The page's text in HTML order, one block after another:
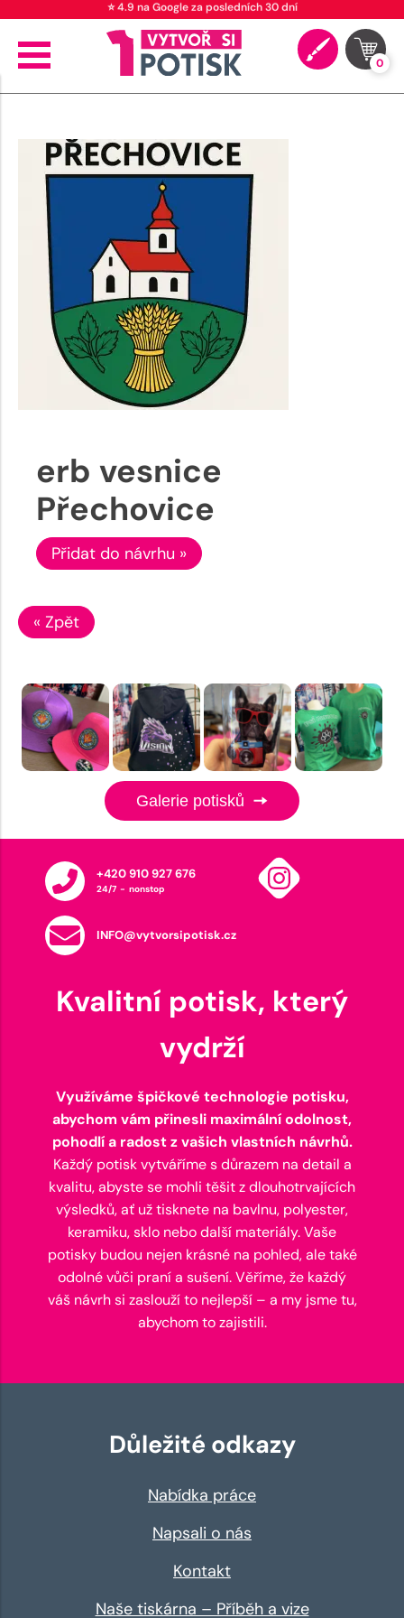
⭐ 4.9 na Google za posledních 30 dní
0
erb vesnice
Přechovice
Přidat do návrhu »
« Zpět
Galerie potisků
+420 910 927 676
24/7 - nonstop
INFO@vytvorsipotisk.cz
Kvalitní potisk, který
vydrží
Využíváme špičkové technologie potisku,
abychom vám přinesli maximální odolnost,
pohodlí a radost z vašich vlastních návrhů.
Každý potisk vytváříme s důrazem na detail a
kvalitu, abyste se mohli těšit z dlouhotrvajících
výsledků, ať už tisknete na bavlnu, polyester,
keramiku, sklo nebo další materiály. Vaše
potisky budou nejen krásné na pohled, ale také
odolné vůči praní a sušení. Věříme, že každý
váš návrh si zaslouží to nejlepší – a my jsme tu,
abychom to zajistili.
Důležité odkazy
Nabídka práce
Napsali o nás
Kontakt
Naše tiskárna – Příběh a vize